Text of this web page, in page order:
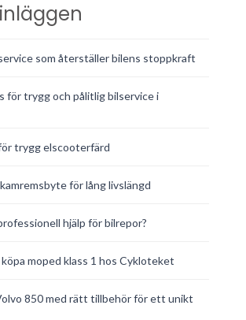
som återställer bilens stoppkraft
för trygg och pålitlig bilservice i
trygg elscooterfärd
för lång livslängd
hjälp för bilrepor?
moped klass 1 hos Cykloteket
850 med rätt tillbehör för ett unikt